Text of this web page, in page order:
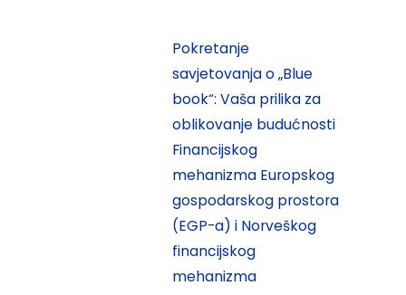
Pokretanje
savjetovanja o „Blue
book“: Vaša prilika za
oblikovanje budućnosti
Financijskog
mehanizma Europskog
gospodarskog prostora
(EGP-a) i Norveškog
financijskog
mehanizma